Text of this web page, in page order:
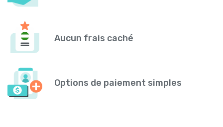
Aucun frais caché
Options de paiement simples